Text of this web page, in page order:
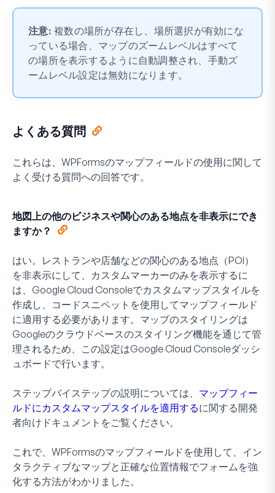
注意: 複数の場所が存在し、場所選択が有効にな
っている場合、マップのズームレベルはすべて
の場所を表示するように自動調整され、手動ズ
ームレベル設定は無効になります。
よくある質問
これらは、WPFormsのマップフィールドの使用に関して
よく受ける質問への回答です。
地図上の他のビジネスや関心のある地点を非表示にでき
ますか？
はい。レストランや店舗などの関心のある地点（POI）
を非表示にして、カスタムマーカーのみを表示するに
は、Google Cloud Consoleでカスタムマップスタイルを
作成し、コードスニペットを使用してマップフィールド
に適用する必要があります。マップのスタイリングは
Googleのクラウドベースのスタイリング機能を通じて管
理されるため、この設定はGoogle Cloud Consoleダッシ
ュボードで行います。
ステップバイステップの説明については、 マップフィー
ルドにカスタムマップスタイルを適用するに関する開発
者向けドキュメントをご覧ください。
これで、WPFormsのマップフィールドを使用して、イン
タラクティブなマップと正確な位置情報でフォームを強
化する方法がわかりました。